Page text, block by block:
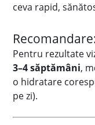
ceva rapid,
Recomandare:
Pentru rezultate
3–4 săptămâni,
o hidratare
pe zi).